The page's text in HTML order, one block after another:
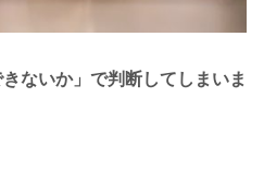
ないか」で判断してしまいま